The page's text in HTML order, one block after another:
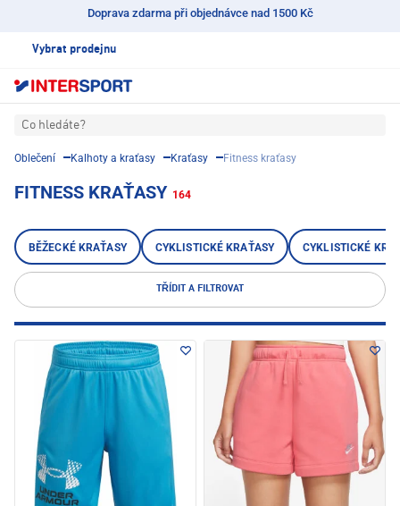
Doprava zdarma při objednávce nad 1500 Kč
Vybrat prodejnu
Co hledáte?
Oblečení Kalhoty a kraťasy Kraťasy Fitness kraťasy
FITNESS KRAŤASY 164
BĚŽECKÉ KRAŤASY CYKLISTICKÉ KRAŤASY CYKLISTICKÉ
TŘÍDIT A FILTROVAT